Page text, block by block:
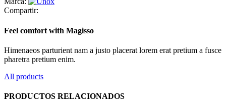
Compartir:
Feel comfort with Magisso
Himenaeos parturient nam a justo placerat lorem erat pretium a fusce
pharetra pretium enim.
All products
PRODUCTOS RELACIONADOS